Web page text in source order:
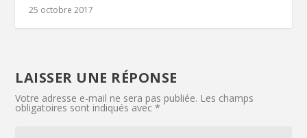
25 octobre 2017
LAISSER UNE RÉPONSE
Votre adresse e-mail ne sera pas publiée. Les champs
obligatoires sont indiqués avec*